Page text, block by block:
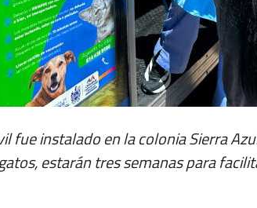
fue instalado en la colonia Sierra
estarán tres semanas para